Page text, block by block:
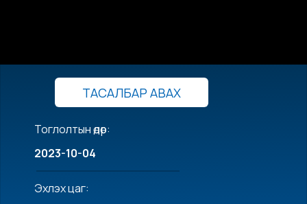
ТАСАЛБАР АВАХ
Тоглолтын өдөр:
2023-10-04
Эхлэх цаг: